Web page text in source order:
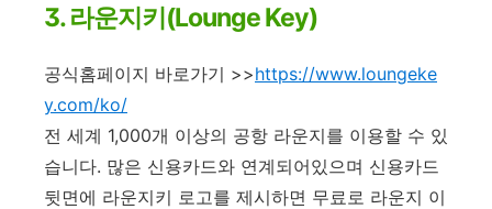
3. 라운지키(Lounge Key)
공식홈페이지 바로가기 >>https://www.loungeke
y.com/ko/
전 세계 1,000개 이상의 공항 라운지를 이용할 수 있
습니다. 많은 신용카드와 연계되어있으며 신용카드
뒷면에 라운지키 로고를 제시하면 무료로 라운지 이